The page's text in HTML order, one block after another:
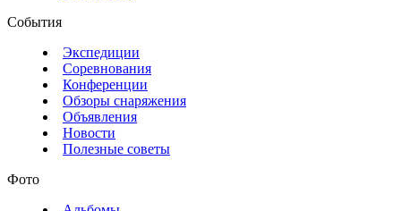
События
Экспедиции
Соревнования
Конференции
Обзоры снаряжения
Объявления
Новости
Полезные советы
Фото